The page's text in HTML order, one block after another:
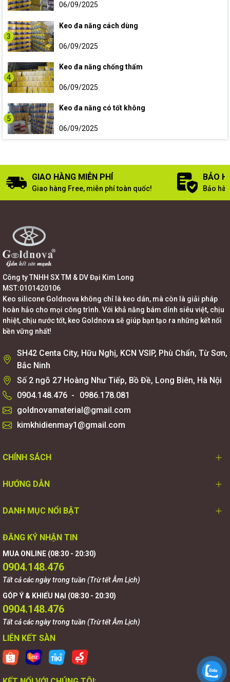
06/09/2025
3
Keo đa năng cách dùng
06/09/2025
4
Keo đa năng chống thấm
06/09/2025
5
Keo đa năng có tốt không
06/09/2025
GIAO HÀNG MIỄN PHÍ
Giao hàng Free, miễn phí toàn quốc!
BẢO
Bảo
Công ty TNHH SX TM & DV Đại Kim Long
MST:0101420106
Keo silicone Goldnova không chỉ là keo dán, mà còn là giải pháp
hoàn hảo cho mọi công trình. Với khả năng bám dính siêu việt, chịu
nhiệt, chịu nước tốt, keo Goldnova sẽ giúp bạn tạo ra những kết nối
bền vững nhất!
SH42 Centa City, Hữu Nghị, KCN VSIP, Phù Chẩn, Từ Sơn,
Bắc Ninh
Số 2 ngõ 27 Hoàng Như Tiếp, Bồ Đề, Long Biên, Hà Nội
0904.148.476 -
0986.178.081
goldnovamaterial@gmail.com
kimkhidienmay1@gmail.com
CHÍNH SÁCH
HƯỚNG DẪN
DANH MỤC NỔI BẬT
ĐĂNG KÝ NHẬN TIN
MUA ONLINE (08:30 - 20:30)
0904.148.476
Tất cả các ngày trong tuần (Trừ tết Âm Lịch)
GÓP Ý & KHIẾU NẠI (08:30 - 20:30)
0904.148.476
Tất cả các ngày trong tuần (Trừ tết Âm Lịch)
LIÊN KẾT SÀN